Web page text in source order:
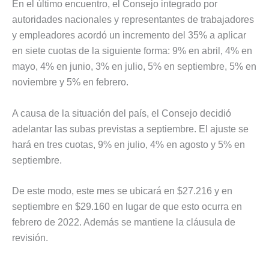
En el último encuentro, el Consejo integrado por
autoridades nacionales y representantes de trabajadores
y empleadores acordó un incremento del 35% a aplicar
en siete cuotas de la siguiente forma: 9% en abril, 4% en
mayo, 4% en junio, 3% en julio, 5% en septiembre, 5% en
noviembre y 5% en febrero.
A causa de la situación del país, el Consejo decidió
adelantar las subas previstas a septiembre. El ajuste se
hará en tres cuotas, 9% en julio, 4% en agosto y 5% en
septiembre.
De este modo, este mes se ubicará en $27.216 y en
septiembre en $29.160 en lugar de que esto ocurra en
febrero de 2022. Además se mantiene la cláusula de
revisión.